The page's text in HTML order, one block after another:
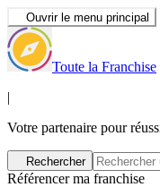
Ouvrir le menu principal
Toute la Franchise
|
Votre partenaire pour
Rechercher
Référencer ma franchise